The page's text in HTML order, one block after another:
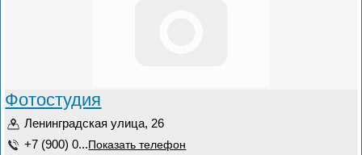
Фотостудия
Ленинградская улица, 26
+7 (900) 0... Показать телефон